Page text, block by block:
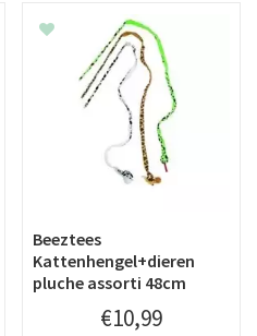
Beeztees
Kattenhengel+dieren
pluche assorti 48cm
€10,99